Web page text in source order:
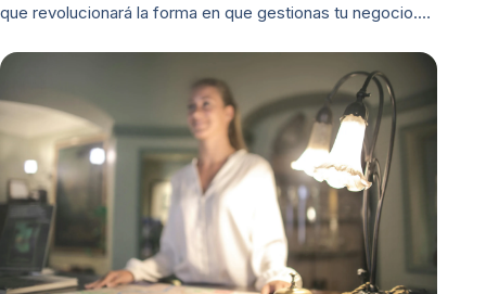
que revolucionará la forma en que gestionas tu negocio.…